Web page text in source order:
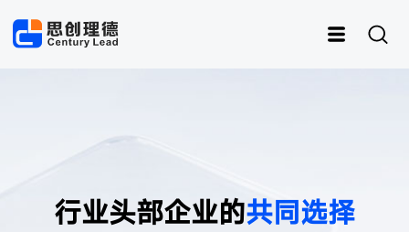
运动 女装 男装 快时尚
童装
思创RFID 灵创RFID
样衣管理
行业头部企业的共同选择